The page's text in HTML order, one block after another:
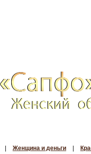
Женщина и деньги